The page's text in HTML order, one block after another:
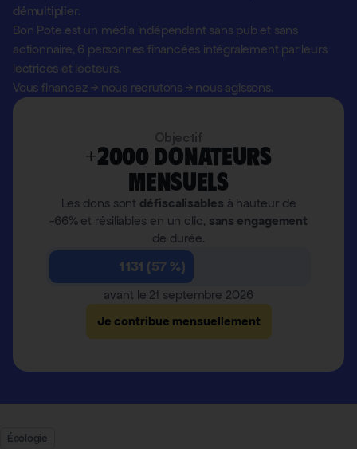
démultiplier.
Bon Pote est un média indépendant sans pub et sans
actionnaire, 6 personnes financées intégralement par leurs
lectrices et lecteurs.
Vous financez→ nous recrutons →nous agissons.
+2000 donateurs
mensuels
Les dons sont défiscalisables à hauteur de
-66% et résiliables en un clic, sans engagement
de durée.
1 131 (57 %)
avant le 21 septembre 2026
Je contribue mensuellement
Écologie